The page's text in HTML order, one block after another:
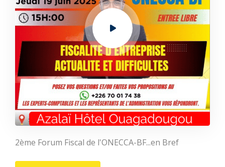
2ème Forum Fiscal de l'ONECCA-BF...en Bref